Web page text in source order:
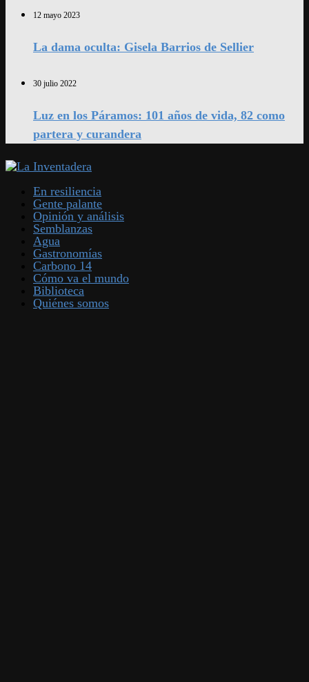
12 mayo 2023
La dama oculta: Gisela Barrios de Sellier
30 julio 2022
Luz en los Páramos: 101 años de vida, 82 como
partera y curandera
En resiliencia
Gente palante
Opinión y análisis
Semblanzas
Agua
Gastronomías
Carbono 14
Cómo va el mundo
Biblioteca
Quiénes somos